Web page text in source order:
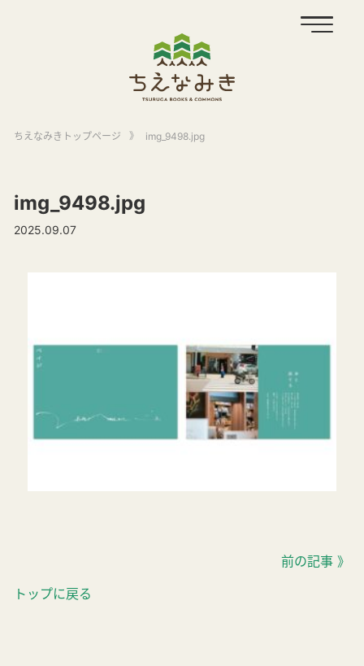
ちえなみきトップページ 》 img_9498.jpg
img_9498.jpg
2025.09.07
トップに戻る
前の記事 》